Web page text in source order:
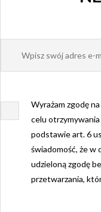
Wyrażam zgodę
celu
podstawie art. 6
świadomość, że w
udzieloną zgodę
przetwarzania,